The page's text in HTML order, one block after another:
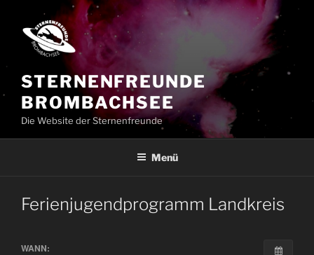
Inhalt
springen
STERNENFREUNDE
BROMBACHSEE
Die Website der Sternenfreunde
Menü
Ferienjugendprogramm Landkreis
WANN: